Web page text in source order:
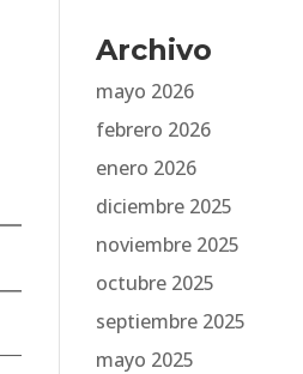
Archivo
mayo 2026
febrero 2026
enero 2026
diciembre 2025
noviembre 2025
octubre 2025
septiembre 2025
mayo 2025